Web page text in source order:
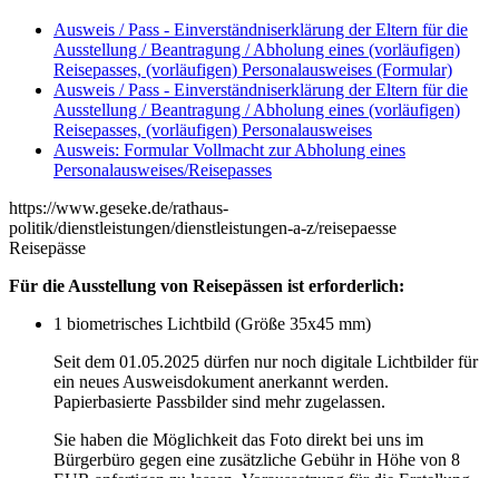
Ausweis / Pass - Einverständniserklärung der Eltern für die
Ausstellung / Beantragung / Abholung eines (vorläufigen)
Reisepasses, (vorläufigen) Personalausweises (Formular)
Ausweis / Pass - Einverständniserklärung der Eltern für die
Ausstellung / Beantragung / Abholung eines (vorläufigen)
Reisepasses, (vorläufigen) Personalausweises
Ausweis: Formular Vollmacht zur Abholung eines
Personalausweises/Reisepasses
https://www.geseke.de/rathaus-
politik/dienstleistungen/dienstleistungen-a-z/reisepaesse
Reisepässe
Für die Ausstellung von Reisepässen ist erforderlich:
1 biometrisches Lichtbild (Größe 35x45 mm)
Seit dem 01.05.2025 dürfen nur noch digitale Lichtbilder für
ein neues Ausweisdokument anerkannt werden.
Papierbasierte Passbilder sind mehr zugelassen.
Sie haben die Möglichkeit das Foto direkt bei uns im
Bürgerbüro gegen eine zusätzliche Gebühr in Höhe von 8